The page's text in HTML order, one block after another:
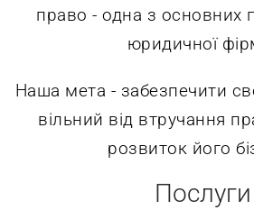
право - одна з основних
юридичної
Наша мета - забезпечити
вільний від втручання
розвиток його
Послуги